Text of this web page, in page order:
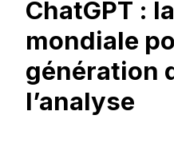
ChatGPT :
mondiale
génération
l’analyse